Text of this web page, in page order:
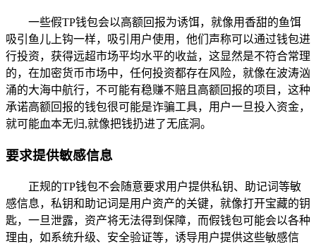
一些假TP钱包会以高额回报为诱饵，就像用香甜的鱼饵
吸引鱼儿上钩一样，吸引用户使用，他们声称可以通过钱包进
行投资，获得远超市场平均水平的收益，这显然是不符合常理
的，在加密货币市场中，任何投资都存在风险，就像在波涛汹
涌的大海中航行，不可能有稳赚不赔且高额回报的项目，这种
承诺高额回报的钱包很可能是诈骗工具，用户一旦投入资金，
就可能血本无归,就像把钱扔进了无底洞。
要求提供敏感信息
正规的TP钱包不会随意要求用户提供私钥、助记词等敏
感信息，私钥和助记词是用户资产的关键，就像打开宝藏的钥
匙，一旦泄露，资产将无法得到保障，而假钱包可能会以各种
理由，如系统升级、安全验证等，诱导用户提供这些敏感信